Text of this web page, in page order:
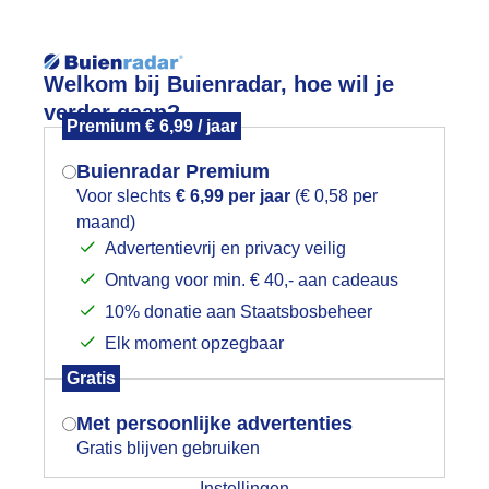
Welkom bij Buienradar, hoe wil je
verder gaan?
Premium € 6,99 / jaar
Buienradar Premium
Voor slechts € 6,99 per jaar (€ 0,58 per
maand)
Advertentievrij en privacy veilig
Ontvang voor min. € 40,- aan cadeaus
10% donatie aan Staatsbosbeheer
Elk moment opzegbaar
Gratis
Met persoonlijke advertenties
Gratis blijven gebruiken
Lees meer.
Foto en video Weerzine
Zoeken in
in vriendelijke
Mogen we je locatie gebruiken voor
het weer?
Indien je hier nog geen akkoord op hebt
gegeven, verschijnt er zo een pop-up uit
je browser waarin deze toestemming
gevraagd wordt.